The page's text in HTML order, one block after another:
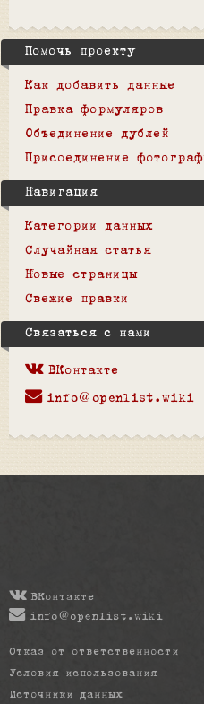
Помочь проекту
Как добавить данные
Правка формуляров
Объединение дублей
Присоединение
Навигация
Категории данных
Случайная статья
Новые страницы
Свежие правки
Связаться с нами
ВКонтакте
info@openlist.wiki
ВКонтакте
info@openlist.wiki
Отказ от ответственности
Условия использования
Источники данных